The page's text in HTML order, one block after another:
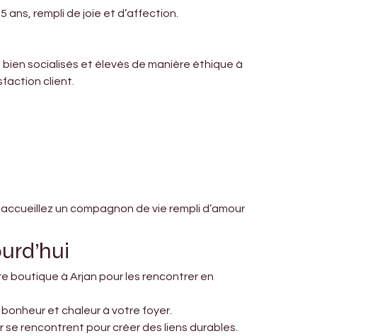
ans, rempli de joie et d’affection.
socialisés et élevés de manière éthique à
client.
un compagnon de vie rempli d’amour
boutique à Arjan pour les rencontrer en
et chaleur à votre foyer.
rencontrent pour créer des liens durables.